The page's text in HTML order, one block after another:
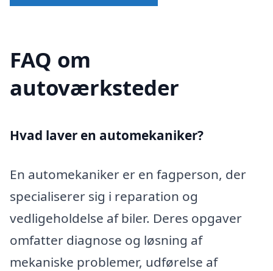
FAQ om
autoværksteder
Hvad laver en automekaniker?
En automekaniker er en fagperson, der
specialiserer sig i reparation og
vedligeholdelse af biler. Deres opgaver
omfatter diagnose og løsning af
mekaniske problemer, udførelse af